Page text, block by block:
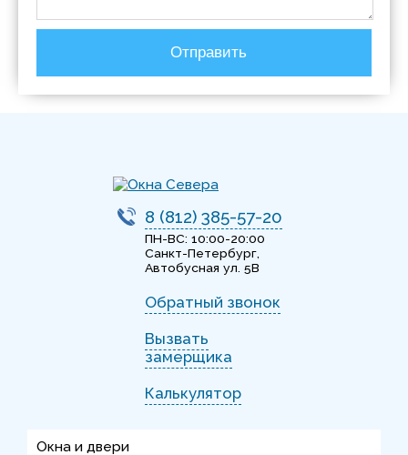
Отправить
8 (812) 385-57-20
ПН-ВС: 10:00-20:00
Санкт-Петербург,
Автобусная ул. 5В
Обратный звонок
Вызвать
замерщика
Калькулятор
Окна и двери